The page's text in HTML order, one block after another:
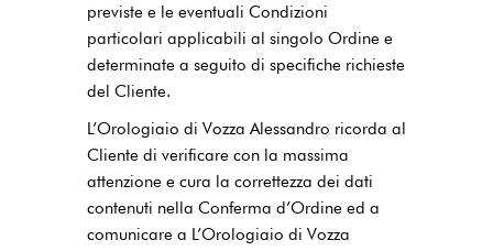
previste e le eventuali Condizioni
particolari applicabili al singolo Ordine e
determinate a seguito di specifiche richieste
del Cliente.
L’Orologiaio di Vozza Alessandro ricorda al
Cliente di verificare con la massima
attenzione e cura la correttezza dei dati
contenuti nella Conferma d’Ordine ed a
comunicare a L’Orologiaio di Vozza